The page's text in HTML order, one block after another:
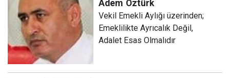
Adem Öztürk
Vekil Emekli Aylığı üzerinden;
Emeklilikte Ayrıcalık Değil,
Adalet Esas Olmalıdır